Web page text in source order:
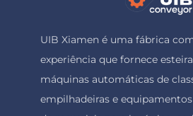
UIB Xiamen é uma fábrica
experiência que fornece
máquinas automáticas de
empilhadeiras e